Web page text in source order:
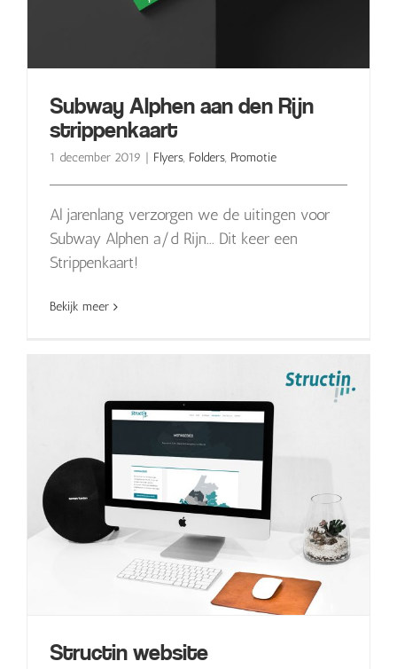
Subway Alphen aan den Rijn
strippenkaart
1 december 2019 | Flyers, Folders, Promotie
Al jarenlang verzorgen we de uitingen voor
Subway Alphen a/d Rijn... Dit keer een
Strippenkaart!
Bekijk meer
Structin website